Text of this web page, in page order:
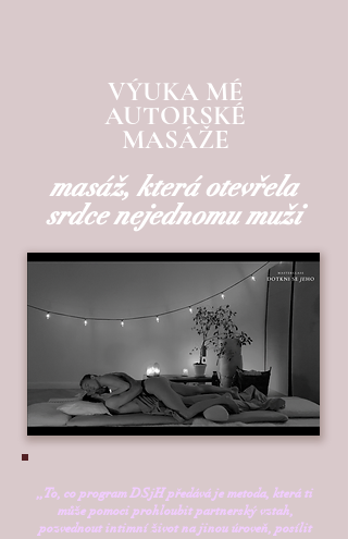
VÝUKA MÉ
AUTORSKÉ
MASÁŽE
masáž, která otevřela
srdce nejednomu muži
‚‚To, co program DSjH předává je metoda, která ti
může pomoci prohloubit partnerský vztah,
pozvednout intimní život na jinou úroveň, posílit